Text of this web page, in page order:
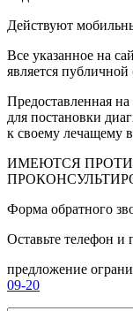
Действуют
Все указанное на
является публичной
Предоставленная
для постановки
к своему лечащему
ИМЕЮТСЯ
Форма обратного
Оставьте телефон и
предложение
09-20